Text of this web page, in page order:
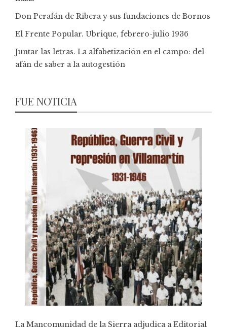
Don Perafán de Ribera y sus fundaciones de Bornos
El Frente Popular. Ubrique, febrero-julio 1936
Juntar las letras. La alfabetización en el campo: del
afán de saber a la autogestión
FUE NOTICIA
La Mancomunidad de la Sierra adjudica a Editorial